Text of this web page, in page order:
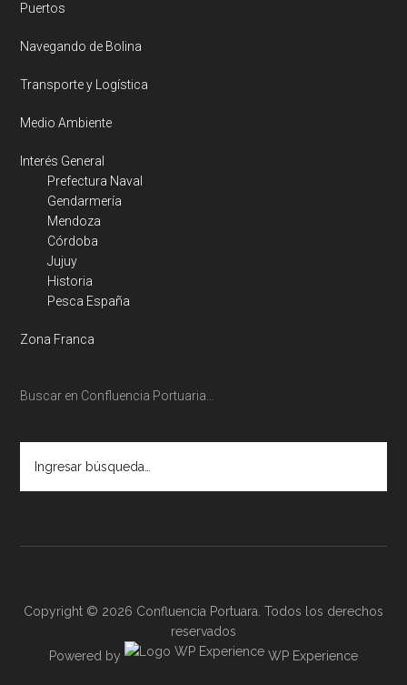
Puertos
Navegando de Bolina
Transporte y Logística
Medio Ambiente
Interés General
Prefectura Naval
Gendarmería
Mendoza
Córdoba
Jujuy
Historia
Pesca España
Zona Franca
Buscar en Confluencia Portuaria…
búsqueda…
Copyright © 2026 Confluencia Portuara. Todos los derechos
reservados
Powered by
WP Experience